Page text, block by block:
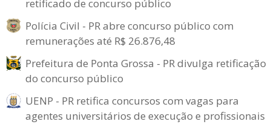
retificado de concurso público
Polícia Civil - PR abre concurso público com
remunerações até R$ 26.876,48
Prefeitura de Ponta Grossa - PR divulga retificação
do concurso público
UENP - PR retifica concursos com vagas para
agentes universitários de execução e profissionais